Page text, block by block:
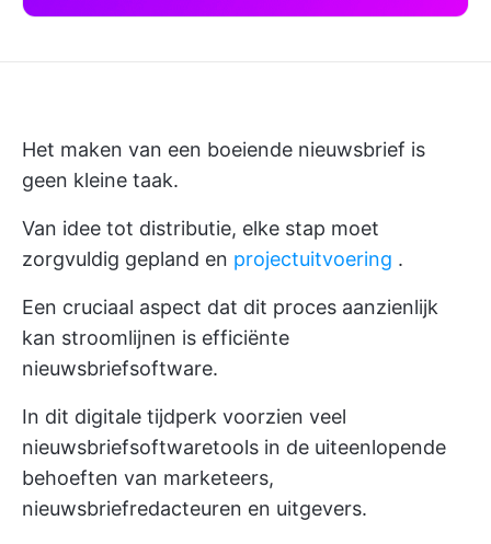
Het maken van een boeiende nieuwsbrief is
geen kleine taak.
Van idee tot distributie, elke stap moet
zorgvuldig gepland en projectuitvoering .
Een cruciaal aspect dat dit proces aanzienlijk
kan stroomlijnen is efficiënte
nieuwsbriefsoftware.
In dit digitale tijdperk voorzien veel
nieuwsbriefsoftwaretools in de uiteenlopende
behoeften van marketeers,
nieuwsbriefredacteuren en uitgevers.